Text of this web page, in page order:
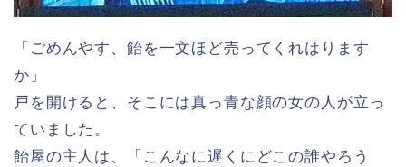
「ごめんやす、飴を一文ほど売ってくれはります
か」
戸を開けると、そこには真っ青な顔の女の人が立っ
ていました。
飴屋の主人は、「こんなに遅くにどこの誰やろう